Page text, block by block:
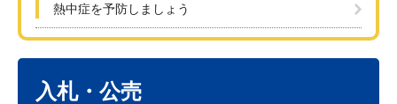
熱中症を予防しましょう
入札・公売